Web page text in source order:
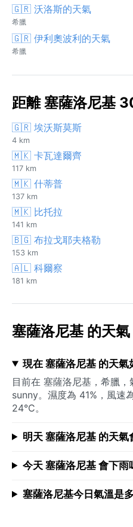
🇬🇷 沃洛斯的天氣
希臘
🇬🇷 伊利奧波利的天氣
希臘
距離 塞薩洛尼基
🇬🇷 埃沃斯莫斯
4 km
🇲🇰 卡瓦達爾齊
117 km
🇲🇰 什蒂普
137 km
🇲🇰 比托拉
141 km
🇧🇬 布拉戈耶夫格勒
153 km
🇦🇱 科爾察
181 km
塞薩洛尼基 的天
現在 塞薩洛尼基 的天氣
目前在 塞薩洛尼基，希臘
sunny。濕度為 41%，風速
24°C。
明天 塞薩洛尼基 的天氣
今天 塞薩洛尼基 會下雨
塞薩洛尼基今日氣溫是